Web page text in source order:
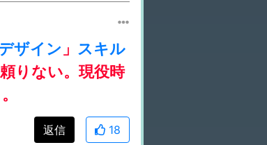
ザイン 」 スキル
りない。現役時
返信 18